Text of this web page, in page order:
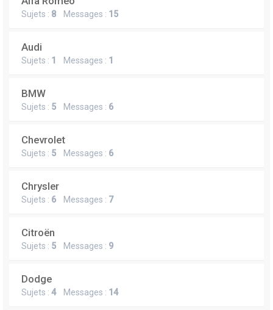
Sujets : 8 Messages : 15
Audi
Sujets : 1 Messages : 1
BMW
Sujets : 5 Messages : 6
Chevrolet
Sujets : 5 Messages : 6
Chrysler
Sujets : 6 Messages : 7
Citroën
Sujets : 5 Messages : 9
Dodge
Sujets : 4Messages : 14